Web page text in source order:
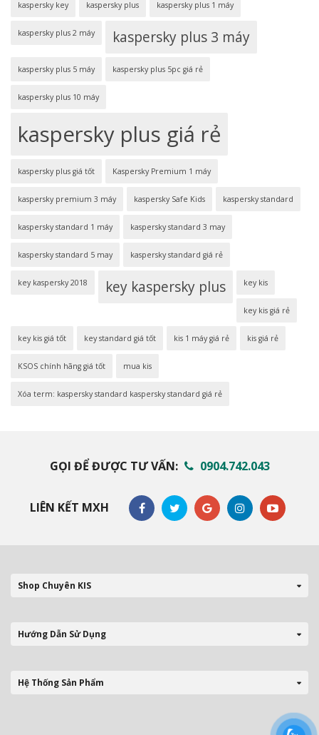
kaspersky key kaspersky plus kaspersky plus 1 máy
kaspersky plus 2 máy kaspersky plus 3 máy
kaspersky plus 5 máy kaspersky plus 5pc giá rẻ
kaspersky plus 10 máy
kaspersky plus giá rẻ
kaspersky plus giá tốt Kaspersky Premium 1 máy
kaspersky premium 3 máy kaspersky Safe Kids kaspersky standard
kaspersky standard 1 máy kaspersky standard 3 may
kaspersky standard 5 may kaspersky standard giá rẻ
key kaspersky 2018 key kaspersky plus key kis
key kis giá rẻ
key kis giá tốt key standard giá tốt kis 1 máy giá rẻ kis giá rẻ
KSOS chính hãng giá tốt mua kis
Xóa term: kaspersky standard kaspersky standard giá rẻ
GỌI ĐỂ ĐƯỢC TƯ VẤN: 0904.742.043
LIÊN KẾT MXH
Shop Chuyên KIS
Hướng Dẫn Sử Dụng
Hệ Thống Sản Phẩm